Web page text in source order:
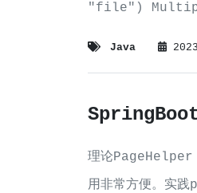
"file")
Java
SpringBoot
理论PageHelper
用非常方便。实